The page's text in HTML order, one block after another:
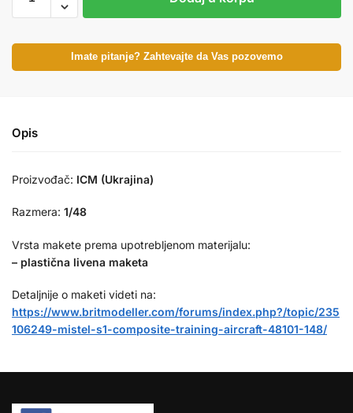
Imate pitanje? Zahtevajte da Vas pozovemo
Opis
Proizvođač: ICM (Ukrajina)
Razmera: 1/48
Vrsta makete prema upotrebljenom materijalu:
– plastična livena maketa
Detaljnije o maketi videti na:
https://www.britmodeller.com/forums/index.php?/topic/235
106249-mistel-s1-composite-training-aircraft-48101-148/